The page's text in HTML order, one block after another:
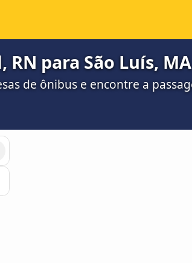
para São Luís,
de ônibus e encontre a